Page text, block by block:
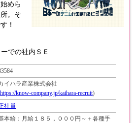
めら
。そ
！
での社内ＳＥ
イハラ産業株式会社
https://know-company.jp/kaihara-recruit)
社員
本給：月給１８５，０００円～＋各種手